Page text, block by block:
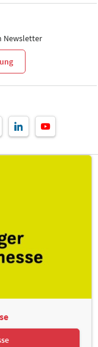
Newsletter